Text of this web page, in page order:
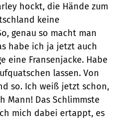
hockt, die Hände zum
keine
genau so macht man
habe ich ja jetzt auch
eine Fransenjacke. Habe
lassen. Von
so. Ich weiß jetzt schon,
Mann! Das Schlimmste
mich dabei ertappt, es